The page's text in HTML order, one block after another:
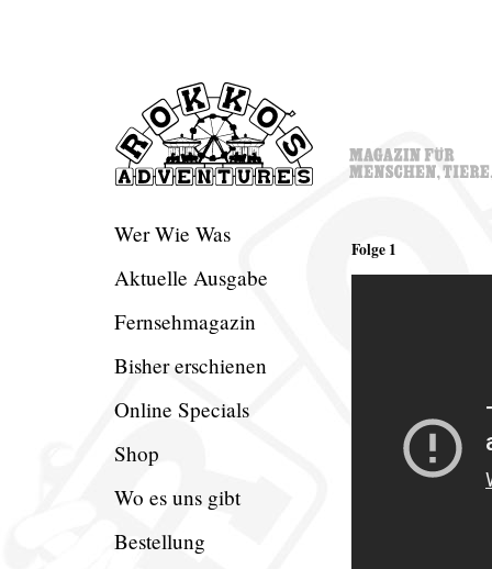
Wer Wie Was
Aktuelle Ausgabe
Fernsehmagazin
Bisher erschienen
Online Specials
Shop
Wo es uns gibt
Bestellung
Folge 1